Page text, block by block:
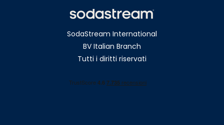
SodaStream International
BV Italian Branch
Tutti i diritti riservati